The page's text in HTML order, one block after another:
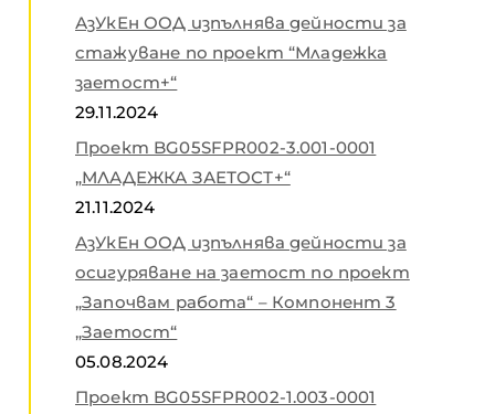
АзУкЕн ООД изпълнява дейности за
стажуване по проект “Младежка
заетост+“
29.11.2024
Проект BG05SFPR002-3.001-0001
„МЛАДЕЖКА ЗАЕТОСТ+“
21.11.2024
АзУкЕн ООД изпълнява дейности за
осигуряване на заетост по проект
„Започвам работа“ – Компонент 3
„Заетост“
05.08.2024
Проект BG05SFPR002-1.003-0001